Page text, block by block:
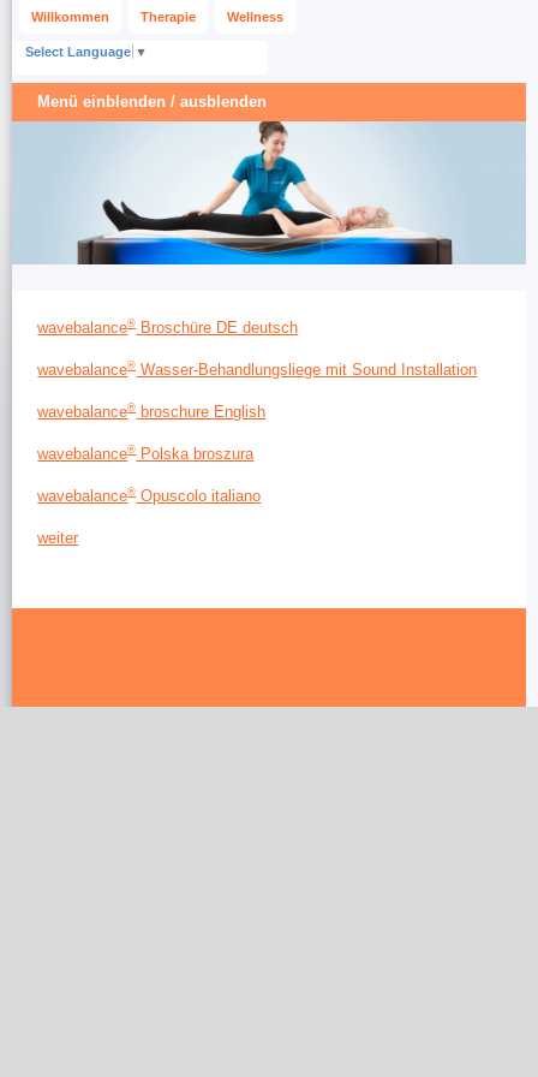
Willkommen Therapie Wellness
Select Language ▼
Menü einblenden / ausblenden
wavebalance®Broschüre DE deutsch
wavebalance®Wasser-Behandlungsliege mit Sound Installation
wavebalance®broschure English
wavebalance®Polska broszura
wavebalance®Opuscolo italiano
weiter